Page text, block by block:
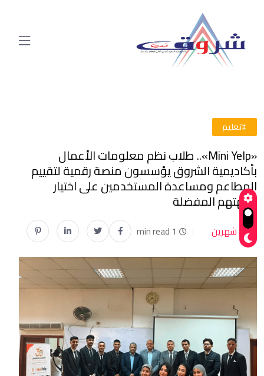
#تعليم
«Mini Yelp».. طلاب نظم معلومات الأعمال
بأكاديمية الشروق يؤسسون منصة رقمية لتقييم
المطاعم ومساعدة المستخدمين على اختيار
وجهتهم المفضلة
شهرين 1 min read